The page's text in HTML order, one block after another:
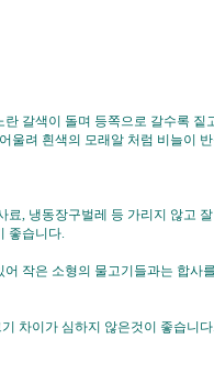
갈색이 돌며 등쪽으로 갈수록
려 흰색의 모래알 처럼 비늘이
, 냉동장구벌레 등 가리지 않고
좋습니다.
작은 소형의 물고기들과는 합사
차이가 심하지 않은것이 좋습니다.